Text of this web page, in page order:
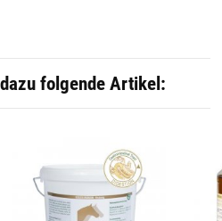
folgende Artikel: